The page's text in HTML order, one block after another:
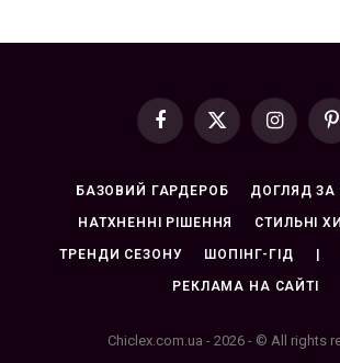
Facebook
X
Instagram
БАЗОВИЙ ГАРДЕРОБ ДОГЛЯД
НАТХНЕННІ РІШЕННЯ СТИЛЬНІ
ТРЕНДИ СЕЗОНУ ШОПІНГ-ГІД |
РЕКЛАМА НА САЙТІ
Chiclex.com.ua - 2026 - © All rights